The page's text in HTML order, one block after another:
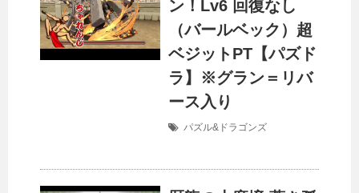
ン！Lv6 回復なし
（バールベック）超
ベジットPT【パズド
ラ】※グラン＝リバ
ース入り
パズル&ドラゴンズ